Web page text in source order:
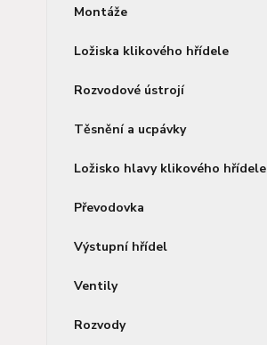
Montáže
Ložiska klikového hřídele
Rozvodové ústrojí
Těsnění a ucpávky
Ložisko hlavy klikového hřídele
Převodovka
Výstupní hřídel
Ventily
Rozvody